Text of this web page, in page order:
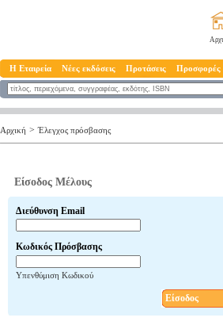
Η Εταιρεία Νέες εκδόσεις Προτάσεις Προσφορές
Αρχική > Έλεγχος πρόσβασης
Είσοδος Μέλους
Διεύθυνση Email
Κωδικός Πρόσβασης
Υπενθύμιση Κωδικού
Είσοδος